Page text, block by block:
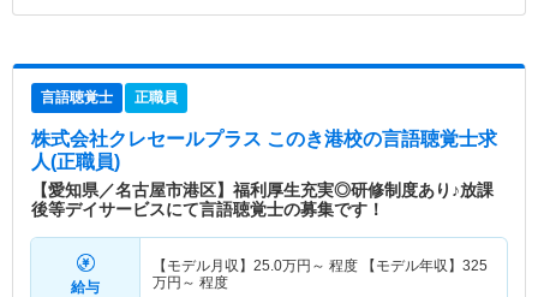
言語聴覚士 正職員
株式会社クレセールプラス このき港校の言語聴覚士求
人(正職員)
【愛知県／名古屋市港区】福利厚生充実◎研修制度あり♪放課
後等デイサービスにて言語聴覚士の募集です！
給与
【モデル月収】 25.0万円～ 程度 【モデル年収】 325
万円～ 程度